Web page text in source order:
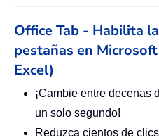
Office Tab - Habilita
pestañas en
Excel)
¡Cambie entre decenas
un solo segundo!
Reduzca cientos de